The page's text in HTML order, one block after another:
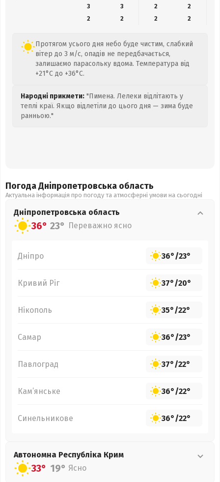
3
3 2
2
2
2 2 2
Протягом усього дня небо буде чистим, слабкий
вітер до 3 м/с, опадів не передбачається,
залишаємо парасольку вдома. Температура від
+21°C до +36°C.
Народні прикмети: "Пимена. Лелеки відлітають у
теплі краї. Якщо відлетіли до цього дня — зима буде
ранньою."
Погода Дніпропетровська область
Актуальна інформація про погоду та атмосферні умови на сьогодні
Дніпропетровська область
36° 23° Переважно ясно
Дніпро 36°/23°
Кривий Ріг 37°/20°
Нікополь 35°/22°
Самар 36°/23°
Павлоград 37°/22°
Кам’янське 36°/22°
Синельникове 36°/22°
Автономна Республіка Крим
33° 19° Ясно